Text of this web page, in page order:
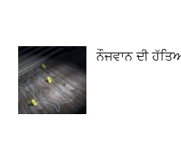
ਨੌਜਵਾਨ ਦੀ